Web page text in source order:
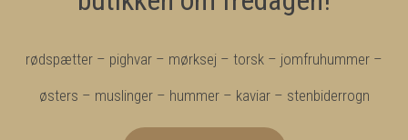
rødspætter – pighvar – mørksej – torsk – jomfruhummer –
østers – muslinger – hummer – kaviar – stenbiderrogn